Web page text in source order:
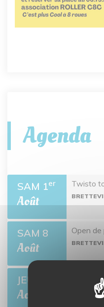
Agenda
SAM 1er
Août
Twisto
SAM 8
Août
Open
JEU 13
Août
Ciné-